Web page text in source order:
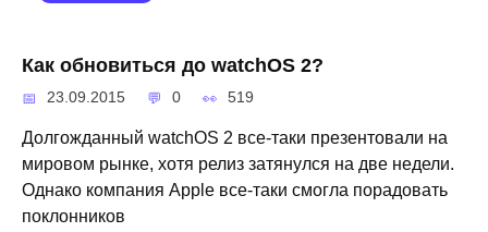
Как обновиться до watchOS 2?
23.09.2015 0 519
Долгожданный watchOS 2 все-таки презентовали на
мировом рынке, хотя релиз затянулся на две недели.
Однако компания Apple все-таки смогла порадовать
поклонников